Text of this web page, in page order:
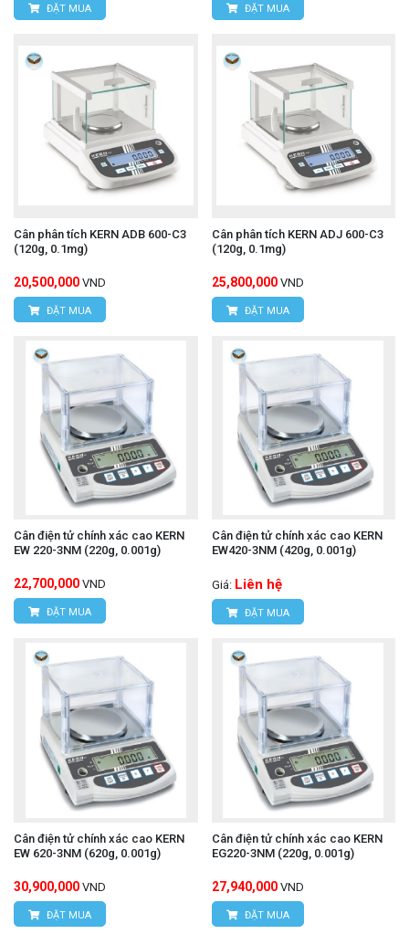
ĐẶT MUA ĐẶT MUA
Cân phân tích KERN ADB 600-C3
(120g, 0.1mg)
20,500,000 VND
ĐẶT MUA
Cân phân tích KERN ADJ 600-C3
(120g, 0.1mg)
25,800,000 VND
ĐẶT MUA
Cân điện tử chính xác cao KERN
EW 220-3NM (220g, 0.001g)
22,700,000 VND
ĐẶT MUA
Cân điện tử chính xác cao KERN
EW420-3NM (420g, 0.001g)
Giá: Liên hệ
ĐẶT MUA
Cân điện tử chính xác cao KERN
EW 620-3NM (620g, 0.001g)
30,900,000 VND
ĐẶT MUA
Cân điện tử chính xác cao KERN
EG220-3NM (220g, 0.001g)
27,940,000 VND
ĐẶT MUA